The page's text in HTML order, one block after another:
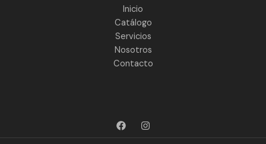
Inicio
Catálogo
Servicios
Nosotros
Contacto